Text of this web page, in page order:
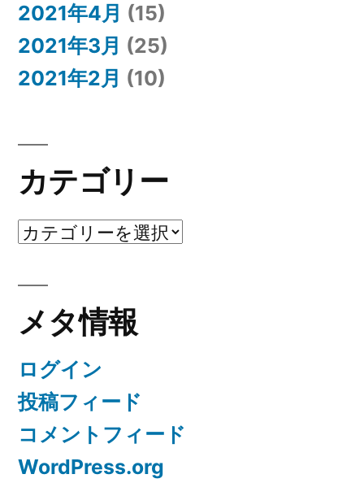
2021年4月 (15)
2021年3月 (25)
2021年2月 (10)
カテゴリー
カ
リ
ー
メタ情報
ログイン
投稿フィード
コメントフィード
WordPress.org